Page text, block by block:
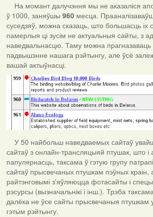
На момант далучэння мы не аказаліся
ў 1000, заняўшы 960месца.
суседзяў, можна сказаць, што большасць іх
памерлыя ці зусім не актуальныя сайты, з
наведвальнасцю. Таму можна
падвышэнне нашага рэйтынгу, але ўсё
вашай актыўнасці.
У 50 найбольш наведваемых сайтаў
сайтаў з онлайн-трансляцыяй птушак, што і
папулярнасць, таксама ў гэтую групу
сайтаў прысвечаных птушкам пэўных
райтэнговымі з'яўляюцца фотасайты і
рэсурсы (вызначальнікі і інш.). Трэба
далёка не ўсе сайты прысвечаныя птушкам
гэтым рэйтынгу.